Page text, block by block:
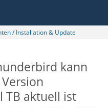
/ Installation & Update
kann
TB aktuell ist